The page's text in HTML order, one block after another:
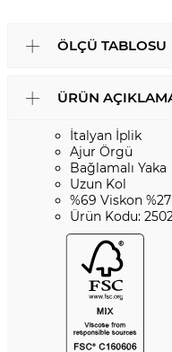
ÖLÇÜ TABLOSU
ÜRÜN
İtalyan İplik
Ajur Örgü
Bağlamalı Yaka
Uzun Kol
%69 Viskon
Ürün Kodu: